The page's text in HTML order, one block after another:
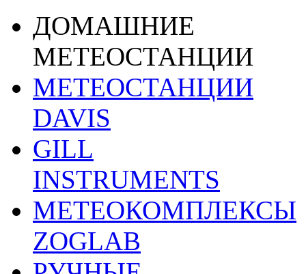
ДОМАШНИЕ
МЕТЕОСТАНЦИИ
МЕТЕОСТАНЦИИ
DAVIS
GILL
INSTRUMENTS
МЕТЕОКОМПЛЕКСЫ
ZOGLAB